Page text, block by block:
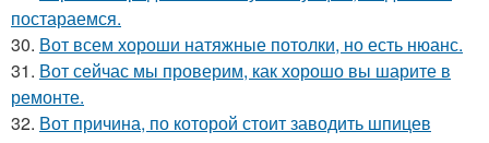
постараемся.
30. Вот всем хороши натяжные потолки, но есть нюанс.
31. Вот сейчас мы проверим, как хорошо вы шарите в
ремонте.
32. Вот причина, по которой стоит заводить шпицев